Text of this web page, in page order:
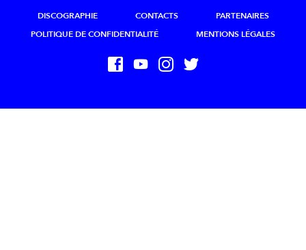
DISCOGRAPHIE CONTACTS
PARTENAIRES
POLITIQUE DE CONFIDENTIALITÉ
MENTIONS LÉGALES